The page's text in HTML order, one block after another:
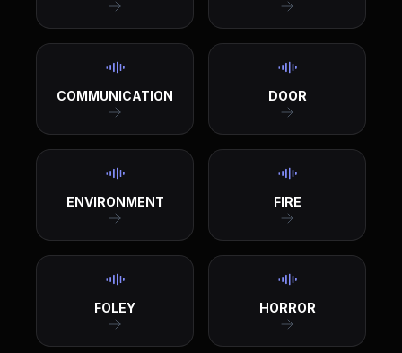
COMMUNICATION DOOR
ENVIRONMENT FIRE
FOLEY HORROR